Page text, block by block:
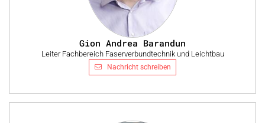
Gion Andrea Barandun
Leiter Fachbereich Faserverbundtechnik und Leichtbau
Nachricht schreiben